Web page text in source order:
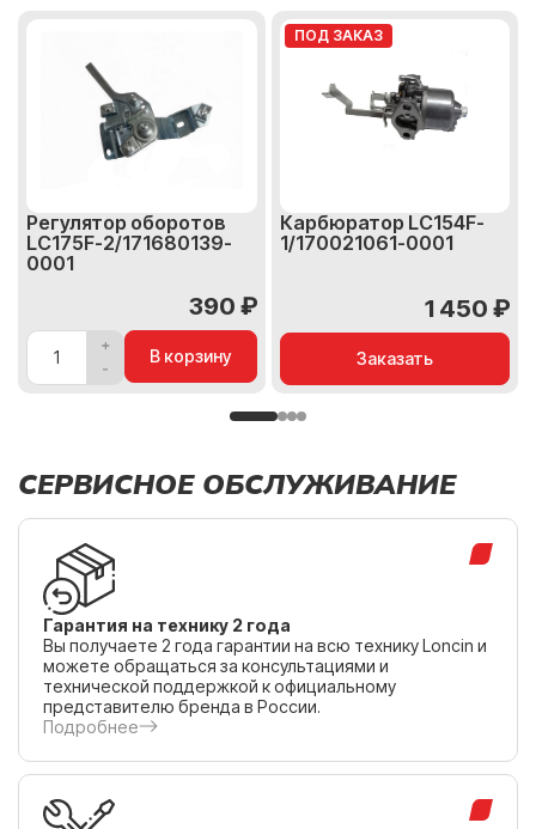
Регулятор оборотов
LC175F-2/171680139-
0001
390 ₽
В корзину
ПОД ЗАКАЗ
Карбюратор LC154F-
1/170021061-0001
1 450 ₽
Заказать
СЕРВИСНОЕ ОБСЛУЖИВАНИЕ
Гарантия на технику 2 года
Вы получаете 2 года гарантии на всю технику Loncin и
можете обращаться за консультациями и
технической поддержкой к официальному
представителю бренда в России.
Подробнее